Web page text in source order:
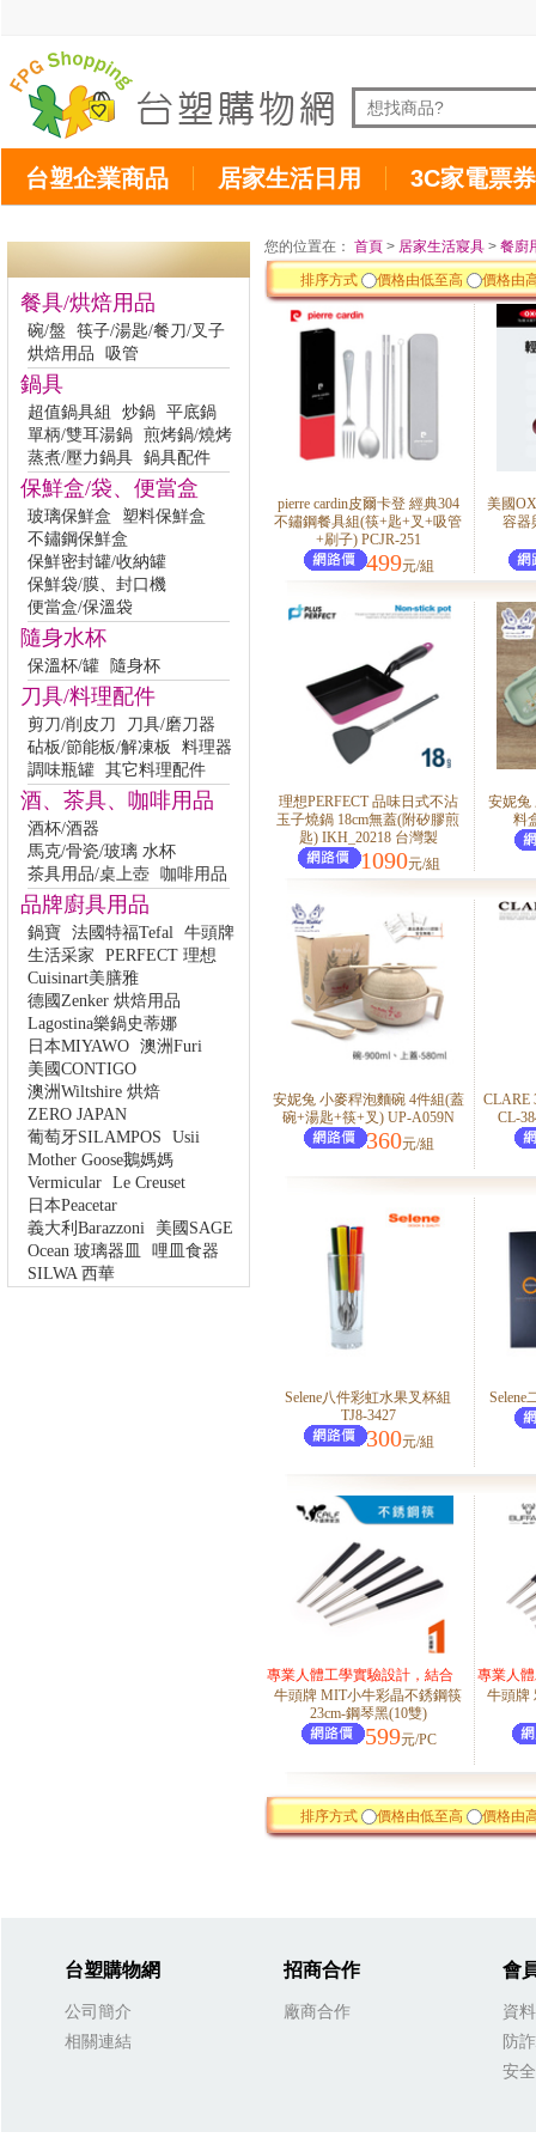
台塑企業商品 居家生活日用 3C家電票券
餐具/烘焙用品
碗/盤
筷子/湯匙/餐刀/叉子
烘焙用品
吸管
鍋具
超值鍋具組 炒鍋 平底鍋
單柄/雙耳湯鍋 煎烤鍋/燒烤
蒸煮/壓力鍋具 鍋具配件
保鮮盒/袋、便當盒
玻璃保鮮盒
塑料保鮮盒
不鏽鋼保鮮盒
保鮮密封罐/收納罐
保鮮袋/膜、封口機
便當盒/保溫袋
隨身水杯
保溫杯/罐 隨身杯
刀具/料理配件
剪刀/削皮刀
刀具/磨刀器
砧板/節能板/解凍板
料理器
調味瓶罐 其它料理配件
酒、茶具、咖啡用品
酒杯/酒器
馬克/骨瓷/玻璃 水杯
茶具用品/桌上壺 咖啡用品
品牌廚具用品
鍋寶 法國特福Tefal 牛頭牌
生活采家
PERFECT 理想
Cuisinart美膳雅
德國Zenker 烘焙用品
Lagostina樂鍋史蒂娜
日本MIYAWO 澳洲Furi
美國CONTIGO
澳洲Wiltshire 烘焙
ZERO JAPAN
葡萄牙SILAMPOS
Usii
Mother Goose鵝媽媽
Vermicular Le Creuset
日本Peacetar
義大利Barazzoni
美國SAGE
Ocean 玻璃器皿
哩皿食器
SILWA 西華
您的位置在： 首頁 > 居家生活寢具 > 餐廚
排序方式
價格由低至高 價格由
pierre cardin皮爾卡登 經典304
不鏽鋼餐具組(筷+匙+叉+吸管
+刷子) PCJR-251
499元/組
美國
容器
理想PERFECT 品味日式不沾
玉子燒鍋 18cm無蓋(附矽膠煎
匙) IKH_20218 台灣製
1090元/組
安妮兔
料
安妮兔 小麥稈泡麵碗 4件組(蓋
碗+湯匙+筷+叉) UP-A059N
360元/組
CLARE
CL-
Selene八件彩虹水果叉杯組
TJ8-3427
300元/組
Selene
專業人體工學實驗設計，結合
設計美學，精緻研發，好握美
觀
牛頭牌 MIT小牛彩晶不銹鋼筷
23cm-鋼琴黑(10雙)
599元/PC
專業人
設計美
牛頭牌
排序方式 價格由低至高 價格由
台塑購物網
公司簡介
相關連結
招商合作
廠商合作
會
資
防
安